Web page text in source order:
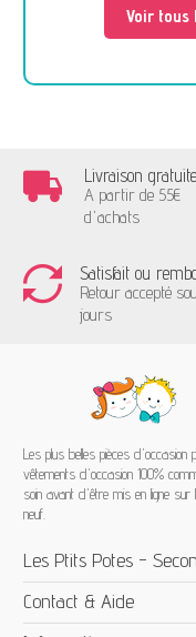
Voir tous
Livraison gratuite
A partir de 55€
d'achats
Satisfait ou
Retour accepté
jours
Les plus belles pièces
vêtements d'occasion 100%
soin avant d'être mis en ligne
neuf.
Les Ptits Potes -
Contact & Aide